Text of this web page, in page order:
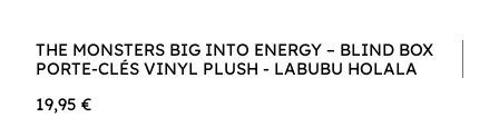
THE MONSTERS BIG INTO ENERGY – BLIND BOX
PORTE-CLÉS VINYL PLUSH - LABUBU HOLALA
19,95 €